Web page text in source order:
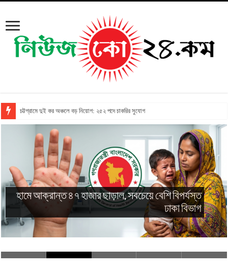
চট্টগ্রামে দুই কর অঞ্চলে বড় নিয়োগ: ২৫২ পদে চাকরির সুযোগ
হামে আক্রান্ত ৪৭ হাজার ছাড়াল, সবচেয়ে বেশি বিপর্যস্ত
ঢাকা বিভাগ